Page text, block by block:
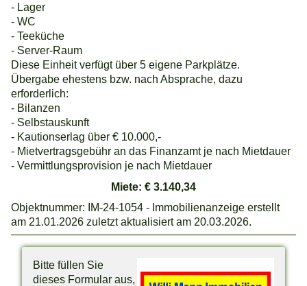
- Lager
- WC
- Teeküche
- Server-Raum
Diese Einheit verfügt über 5 eigene Parkplätze.
Übergabe ehestens bzw. nach Absprache, dazu
erforderlich:
- Bilanzen
- Selbstauskunft
- Kautionserlag über € 10.000,-
- Mietvertragsgebühr an das Finanzamt je nach Mietdauer
- Vermittlungsprovision je nach Mietdauer
Miete: € 3.140,34
Objektnummer: IM-24-1054 - Immobilienanzeige erstellt
am 21.01.2026 zuletzt aktualisiert am 20.03.2026.
Bitte füllen Sie
dieses Formular aus,